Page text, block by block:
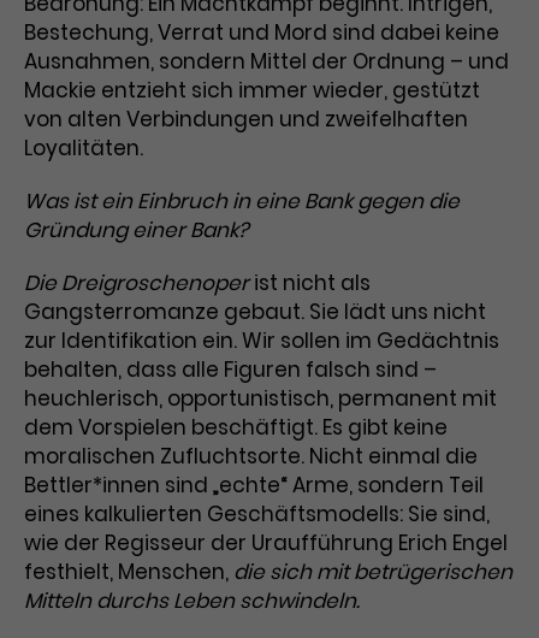
Zweck
misst die Wirksamkeit von
Werbekampagnen über
verschiedene Websites hinweg.
Bestechung, Verrat und Mord sind dabei keine
Ausnahmen, sondern Mittel der Ordnung – und
Mackie entzieht sich immer wieder, gestützt
von alten Verbindungen und zweifelhaften
Loyalitäten.
Was ist ein Einbruch in eine Bank gegen die
Gründung einer Bank?
Die Dreigroschenoperist nicht als
Gangsterromanze gebaut. Sie lädt uns nicht
zur Identifikation ein. Wir sollen im Gedächtnis
behalten, dass alle Figuren falsch sind –
heuchlerisch, opportunistisch, permanent mit
dem Vorspielen beschäftigt. Es gibt keine
moralischen Zufluchtsorte. Nicht einmal die
Bettler*innen sind „echte“ Arme, sondern Teil
eines kalkulierten Geschäftsmodells: Sie sind,
wie der Regisseur der Uraufführung Erich Engel
festhielt, Menschen, die sich mit betrügerischen
Mitteln durchs Leben schwindeln.